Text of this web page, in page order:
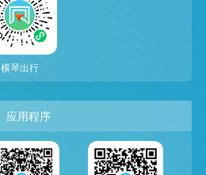
横琴出行
应用程序